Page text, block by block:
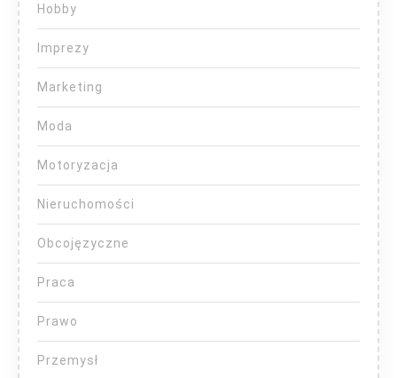
Hobby
Imprezy
Marketing
Moda
Motoryzacja
Nieruchomości
Obcojęzyczne
Praca
Prawo
Przemysł